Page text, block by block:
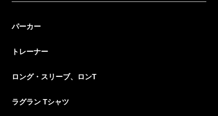
パーカー
トレーナー
ロング・スリーブ、ロンT
ラグラン Tシャツ